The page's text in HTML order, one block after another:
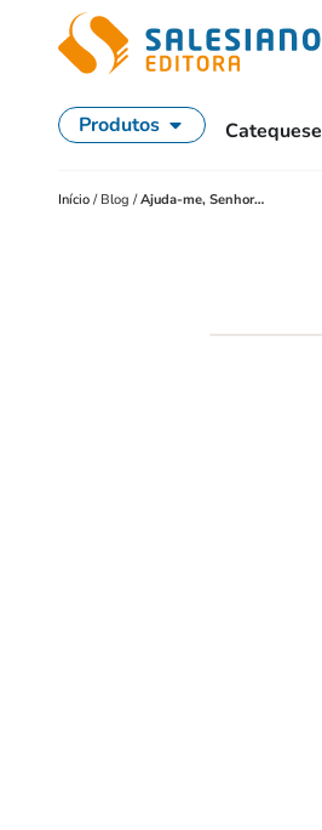
Produtos Catequese
Início / Blog /Ajuda-me, Senhor…